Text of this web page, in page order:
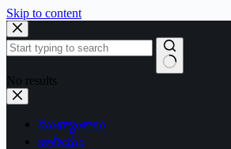
Skip to content
No results
ముఖ్యాంశాలు
జాతీయం